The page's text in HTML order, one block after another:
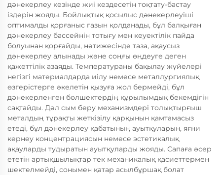
дәнекерлеу кезінде жиі кездесетін тоқтату-бастау
іздерін жояды. Бойлықтық қосылыс дәнекерлеуіші
оптималды қорғаныс газын қолданады, бұл балқыған
дәнекерлеу бассейнін тотығу мен кеуектілік пайда
болуынан қорғайды, нәтижесінде таза, ақаусыз
дәнекерлеу алынады және соңғы өңдеуге деген
қажеттілік азаяды. Температураны бақылау жүйелері
негізгі материалдарда иілу немесе металлургиялық
өзгерістерге әкелетін қызуға жол бермейді, бұл
дәнекерленген бөлшектердің құрылымдық бекемдігін
сақтайды. Дәл сым беру механизмдері толықтырғыш
металдың тұрақты жеткізілу қарқынын қамтамасыз
етеді, бұл дәнекерлеу қабатының ауытқуларын, яғни
кернеу концентрациясын немесе эстетикалық
ақауларды тудыратын ауытқуларды жояды. Сапаға әсер
ететін артықшылықтар тек механикалық қасиеттермен
шектелмейді, сонымен қатар асылбұршақ болат